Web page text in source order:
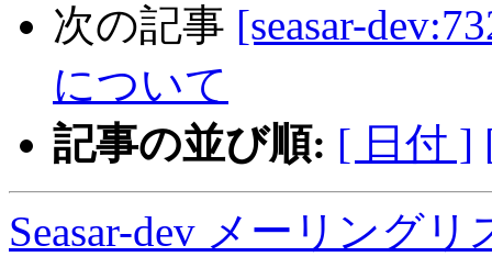
次の記事 [seasar-
について
記事の並び順: [ 日付 ]
Seasar-dev メーリング